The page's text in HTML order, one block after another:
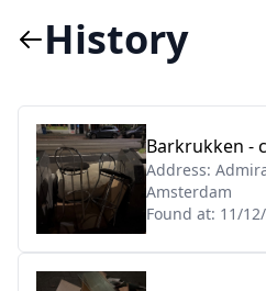
History
Barkrukken -
Address:
Amsterdam
Found at: 11/